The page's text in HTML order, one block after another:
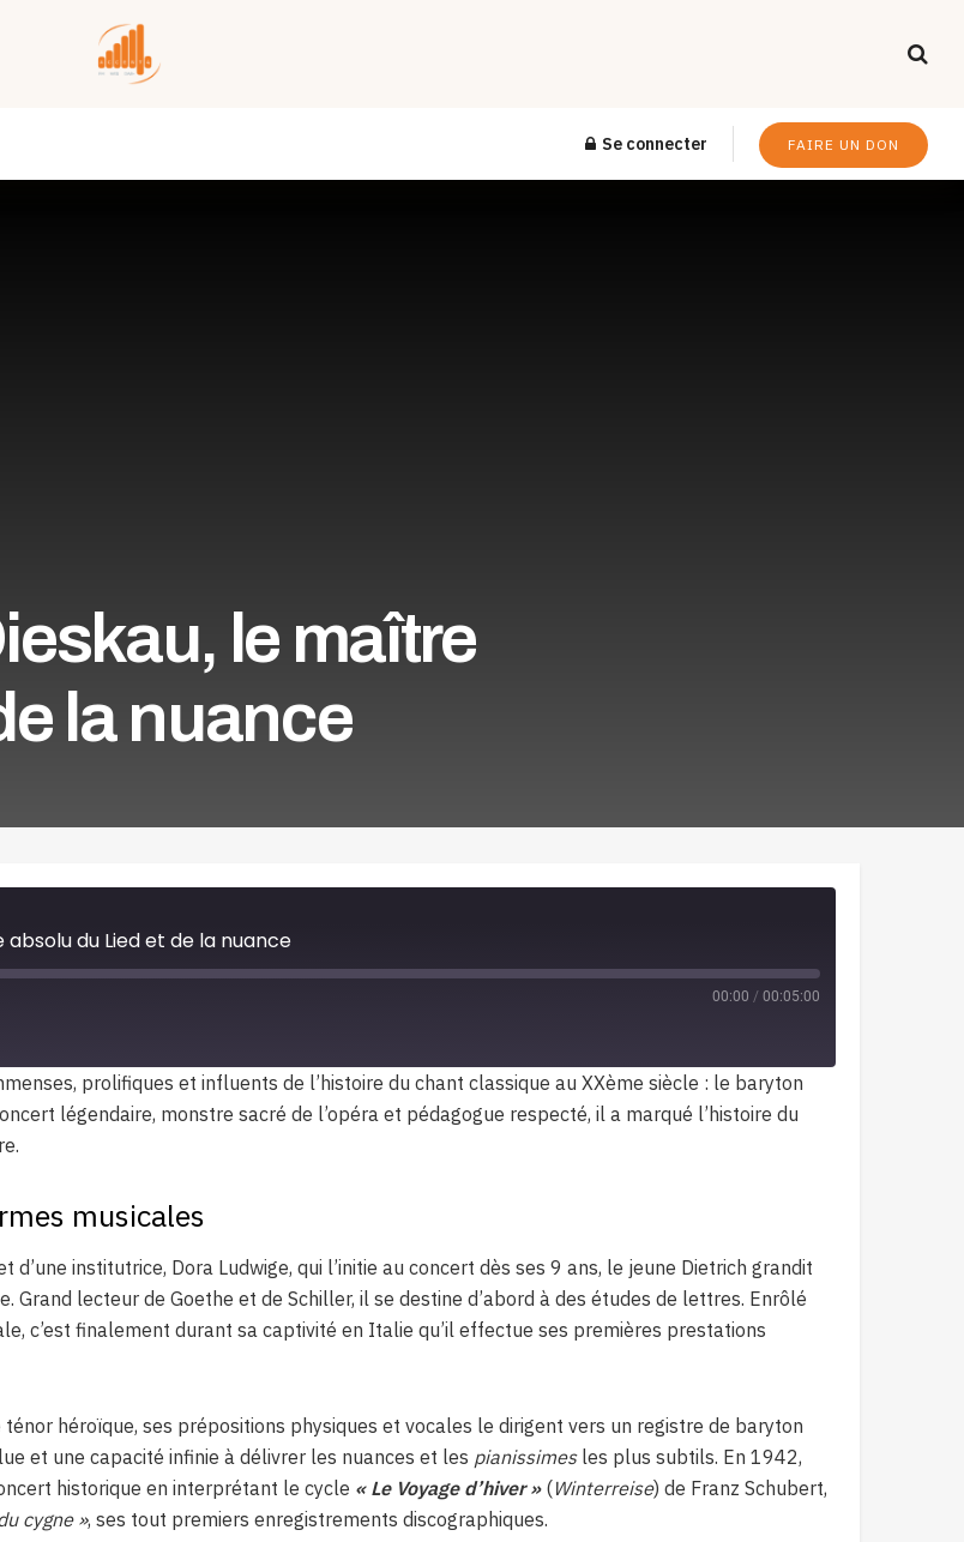
Se connecter FAIRE UN DON
le maître
la nuance
du Lied et de la nuance
00:00 / 00:05:00
prolifiques et influents de l’histoire du chant classique au XXème siècle : le baryton
légendaire, monstre sacré de l’opéra et pédagogue respecté, il a marqué l’histoire du
musicales
institutrice, Dora Ludwige, qui l’initie au concert dès ses 9 ans, le jeune Dietrich grandit
lecteur de Goethe et de Schiller, il se destine d’abord à des études de lettres. Enrôlé
c’est finalement durant sa captivité en Italie qu’il effectue ses premières prestations
héroïque, ses prépositions physiques et vocales le dirigent vers un registre de baryton
et une capacité infinie à délivrer les nuances et les pianissimesles plus subtils. En 1942,
historique en interprétant le cycle « Le Voyage d’hiver »(Winterreise) de Franz Schubert,
cygne », ses tout premiers enregistrements discographiques.